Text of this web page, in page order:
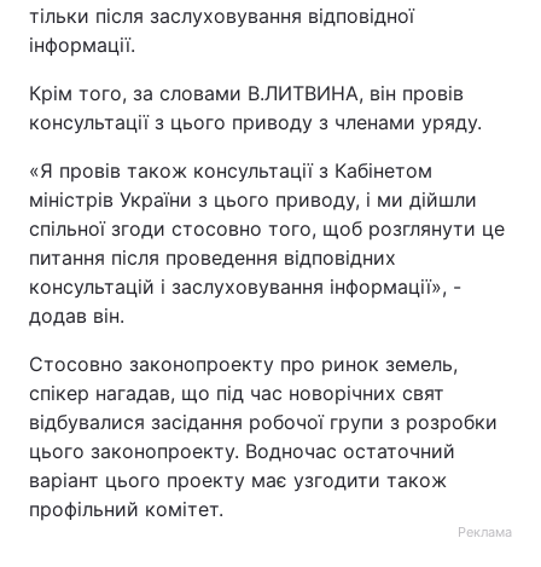
тільки після заслуховування відповідної
інформації.
Крім того, за словами В.ЛИТВИНА, він провів
консультації з цього приводу з членами уряду.
«Я провів також консультації з Кабінетом
міністрів України з цього приводу, і ми дійшли
спільної згоди стосовно того, щоб розглянути це
питання після проведення відповідних
консультацій і заслуховування інформації», -
додав він.
Стосовно законопроекту про ринок земель,
спікер нагадав, що під час новорічних свят
відбувалися засідання робочої групи з розробки
цього законопроекту. Водночас остаточний
варіант цього проекту має узгодити також
профільний комітет.
Реклама